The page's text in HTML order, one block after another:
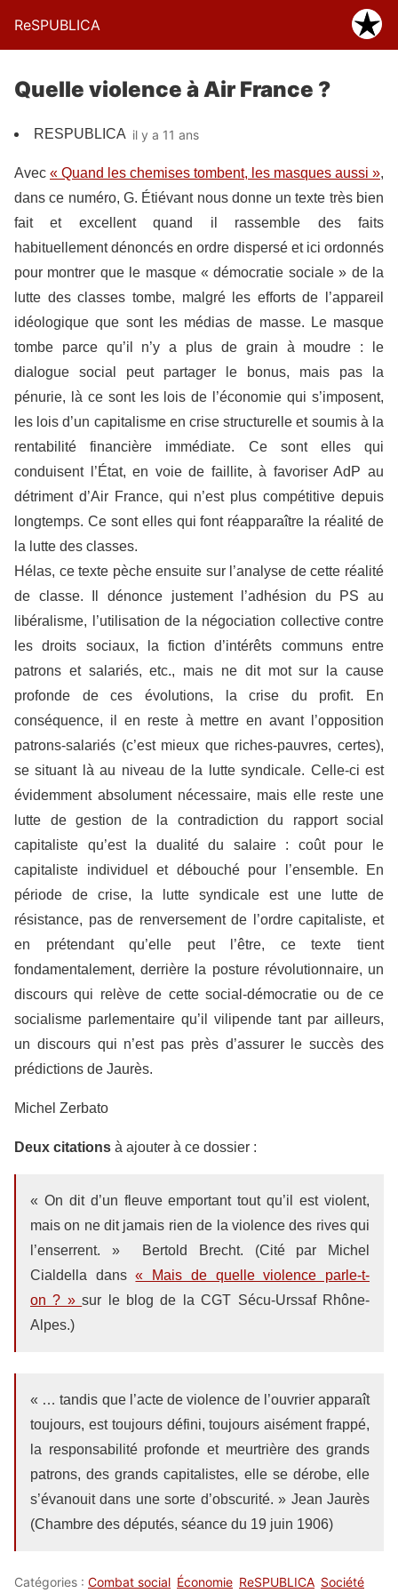
ReSPUBLICA
Quelle violence à Air France ?
RESPUBLICA il y a 11 ans
Avec « Quand les chemises tombent, les masques aussi »,
dans ce numéro, G. Étiévant nous donne un texte très bien
fait et excellent quand il rassemble des faits
habituellement dénoncés en ordre dispersé et ici ordonnés
pour montrer que le masque « démocratie sociale » de la
lutte des classes tombe, malgré les efforts de l’appareil
idéologique que sont les médias de masse. Le masque
tombe parce qu’il n’y a plus de grain à moudre : le
dialogue social peut partager le bonus, mais pas la
pénurie, là ce sont les lois de l’économie qui s’imposent,
les lois d’un capitalisme en crise structurelle et soumis à la
rentabilité financière immédiate. Ce sont elles qui
conduisent l’État, en voie de faillite, à favoriser AdP au
détriment d’Air France, qui n’est plus compétitive depuis
longtemps. Ce sont elles qui font réapparaître la réalité de
la lutte des classes.
Hélas, ce texte pèche ensuite sur l’analyse de cette réalité
de classe. Il dénonce justement l’adhésion du PS au
libéralisme, l’utilisation de la négociation collective contre
les droits sociaux, la fiction d’intérêts communs entre
patrons et salariés, etc., mais ne dit mot sur la cause
profonde de ces évolutions, la crise du profit. En
conséquence, il en reste à mettre en avant l’opposition
patrons-salariés (c’est mieux que riches-pauvres, certes),
se situant là au niveau de la lutte syndicale. Celle-ci est
évidemment absolument nécessaire, mais elle reste une
lutte de gestion de la contradiction du rapport social
capitaliste qu’est la dualité du salaire : coût pour le
capitaliste individuel et débouché pour l’ensemble. En
période de crise, la lutte syndicale est une lutte de
résistance, pas de renversement de l’ordre capitaliste, et
en prétendant qu’elle peut l’être, ce texte tient
fondamentalement, derrière la posture révolutionnaire, un
discours qui relève de cette social-démocratie ou de ce
socialisme parlementaire qu’il vilipende tant par ailleurs,
un discours qui n’est pas près d’assurer le succès des
prédictions de Jaurès.
Michel Zerbato
Deux citations à ajouter à ce dossier :
« On dit d’un fleuve emportant tout qu’il est violent,
mais on ne dit jamais rien de la violence des rives qui
l’enserrent. » Bertold Brecht. (Cité par Michel
Cialdella dans« Mais de quelle violence parle-t-
on ? »sur le blog de la CGT Sécu-Urssaf Rhône-
Alpes.)
« … tandis que l’acte de violence de l’ouvrier apparaît
toujours, est toujours défini, toujours aisément frappé,
la responsabilité profonde et meurtrière des grands
patrons, des grands capitalistes, elle se dérobe, elle
s’évanouit dans une sorte d’obscurité. » Jean Jaurès
(Chambre des députés, séance du 19 juin 1906)
Catégories : Combat social Économie ReSPUBLICA Société